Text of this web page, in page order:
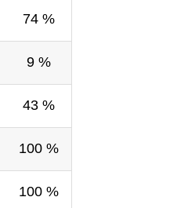
74 %
9 %
43 %
100 %
100 %